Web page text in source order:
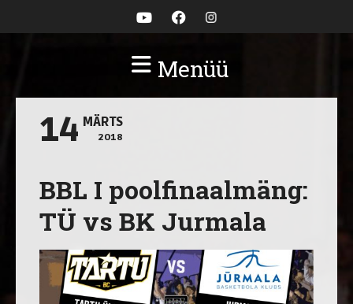
Menüü
14 MÄRTS
2018
BBL I poolfinaalmäng:
TÜ vs BK Jurmala